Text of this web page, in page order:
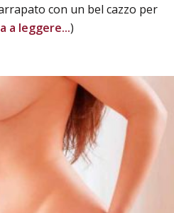
con un bel cazzo per
a leggere...)